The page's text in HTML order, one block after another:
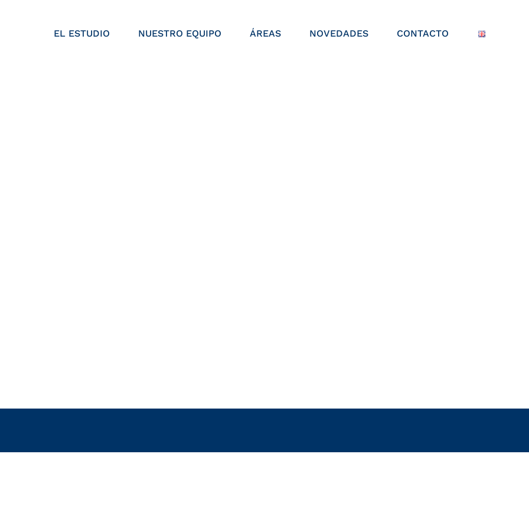
EL ESTUDIO NUESTRO EQUIPO ÁREAS NOVEDADES CONTACTO